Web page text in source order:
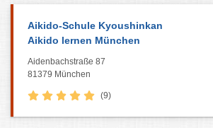
Aikido-Schule Kyoushinkan
Aikido lernen München
Aidenbachstraße 87
81379 München
(9)